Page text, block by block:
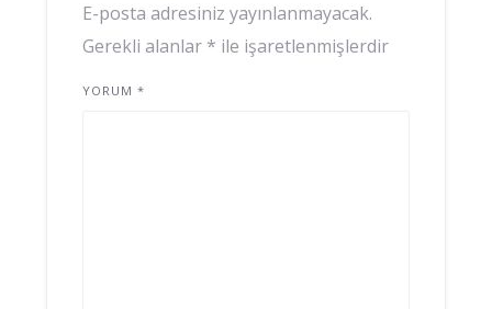
E-posta adresiniz yayınlanmayacak.
Gerekli alanlar * ile işaretlenmişlerdir
YORUM *